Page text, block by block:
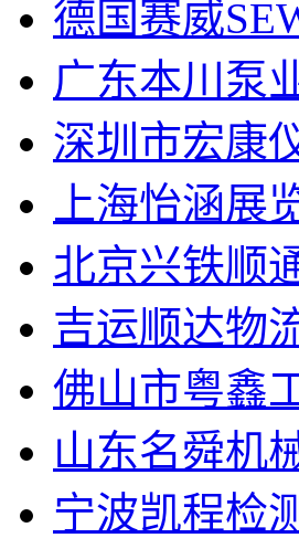
德国赛威
广东本川泵
深圳市宏康
上海怡涵展
北京兴铁顺
吉运顺达物
佛山市粤鑫
山东名舜机
宁波凯程检